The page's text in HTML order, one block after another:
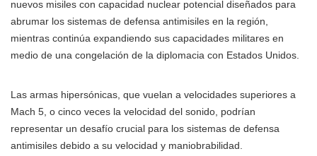
nuevos misiles con capacidad nuclear potencial diseñados para
abrumar los sistemas de defensa antimisiles en la región,
mientras continúa expandiendo sus capacidades militares en
medio de una congelación de la diplomacia con Estados Unidos.
Las armas hipersónicas, que vuelan a velocidades superiores a
Mach 5, o cinco veces la velocidad del sonido, podrían
representar un desafío crucial para los sistemas de defensa
antimisiles debido a su velocidad y maniobrabilidad.